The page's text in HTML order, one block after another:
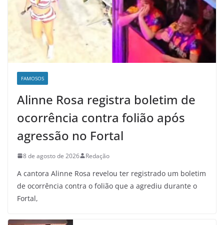
FAMOSOS
Alinne Rosa registra boletim de
ocorrência contra folião após
agressão no Fortal
8 de agosto de 2026 Redação
A cantora Alinne Rosa revelou ter registrado um boletim
de ocorrência contra o folião que a agrediu durante o
Fortal,